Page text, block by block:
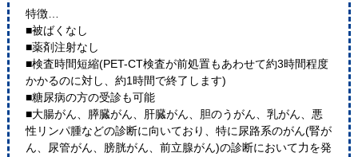
特徴…
■被ばくなし
■薬剤注射なし
■検査時間短縮(PET-CT検査が前処置もあわせて約3時間程度
かかるのに対し、約1時間で終了します)
■糖尿病の方の受診も可能
■大腸がん、膵臓がん、肝臓がん、胆のうがん、乳がん、悪
性リンパ腫などの診断に向いており、特に尿路系のがん(腎が
ん、尿管がん、膀胱がん、前立腺がん)の診断において力を発